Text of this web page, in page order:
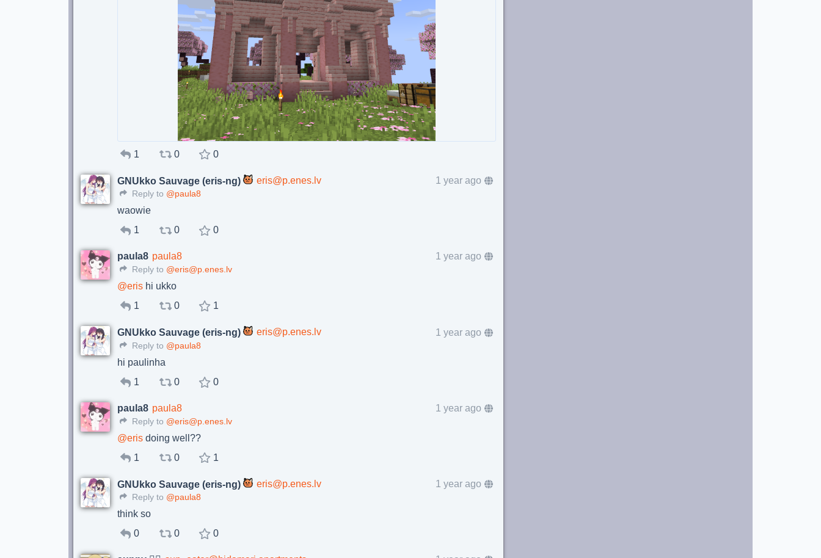
1 0 0
GNUkko Sauvage (eris-ng) eris@p.enes.lv 1 year ago
Reply to @paula8
waowie
1
0 0
paula8 paula8 1 year ago
Reply to @eris@p.enes.lv
@eris hi ukko
1
0 1
GNUkko Sauvage (eris-ng) eris@p.enes.lv 1 year ago
Reply to @paula8
hi paulinha
1
0 0
paula8 paula8 1 year ago
Reply to @eris@p.enes.lv
@eris doing well??
1
0 1
GNUkko Sauvage (eris-ng) eris@p.enes.lv 1 year ago
Reply to @paula8
think so
0
0 0